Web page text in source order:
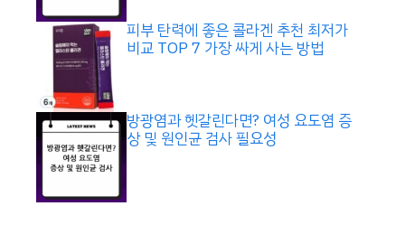
피부 탄력에 좋은 콜라겐 추천 최저가
비교 TOP 7 가장 싸게 사는 방법
방광염과 헷갈린다면? 여성 요도염 증
상 및 원인균 검사 필요성